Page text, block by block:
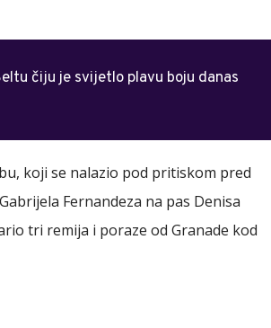
čiju je svijetlo plavu boju danas
koji se nalazio pod pritiskom pred
Fernandeza na pas Denisa
tri remija i poraze od Granade kod